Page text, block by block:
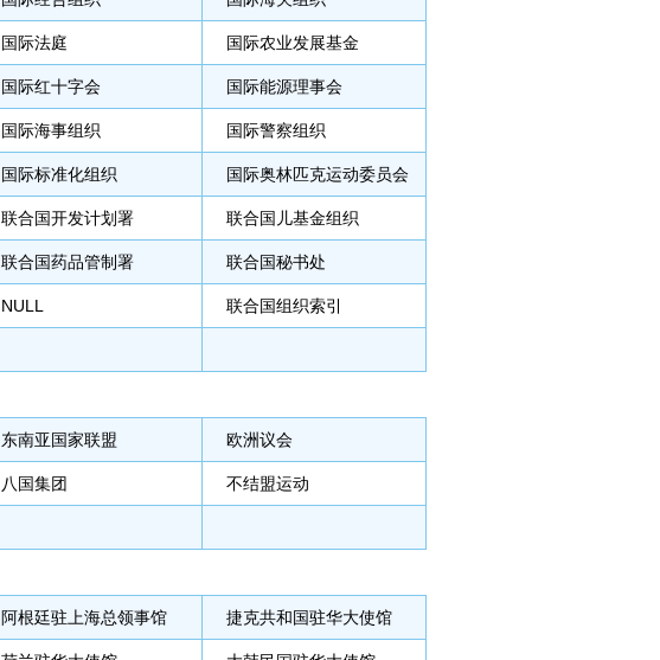
国际法庭 国际农业发展基金
国际红十字会 国际能源理事会
国际海事组织 国际警察组织
国际标准化组织 国际奥林匹克运动委员会
联合国开发计划署 联合国儿基金组织
联合国药品管制署 联合国秘书处
NULL 联合国组织索引
东南亚国家联盟 欧洲议会
八国集团 不结盟运动
阿根廷驻上海总领事馆 捷克共和国驻华大使馆